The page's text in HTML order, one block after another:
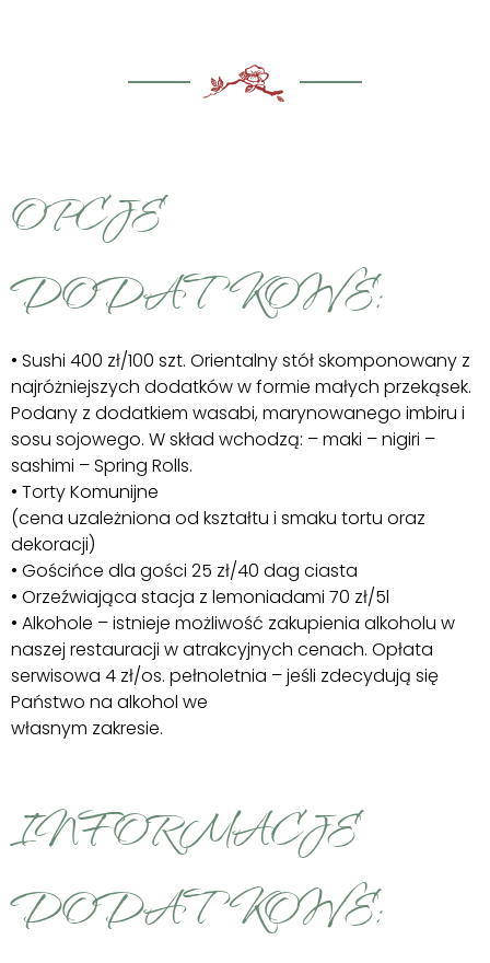
OPCJE
DODATKOWE:
• Sushi 400 zł/100 szt. Orientalny stół skomponowany z
najróżniejszych dodatków w formie małych przekąsek.
Podany z dodatkiem wasabi, marynowanego imbiru i
sosu sojowego. W skład wchodzą: – maki – nigiri –
sashimi – Spring Rolls.
• Torty Komunijne
(cena uzależniona od kształtu i smaku tortu oraz
dekoracji)
• Gościńce dla gości 25 zł/40 dag ciasta
• Orzeźwiająca stacja z lemoniadami 70 zł/5l
• Alkohole – istnieje możliwość zakupienia alkoholu w
naszej restauracji w atrakcyjnych cenach. Opłata
serwisowa 4 zł/os. pełnoletnia – jeśli zdecydują się
Państwo na alkohol we
własnym zakresie.
INFORMACJE
DODATKOWE: